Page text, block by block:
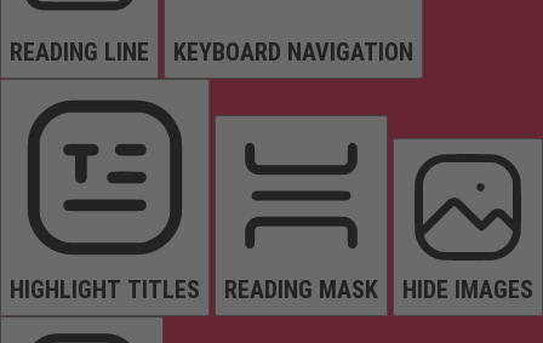
READING LINE KEYBOARD NAVIGATION
HIGHLIGHT TITLES READING MASK HIDE IMAGES